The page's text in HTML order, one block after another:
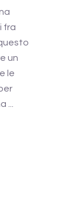
fra
un
le